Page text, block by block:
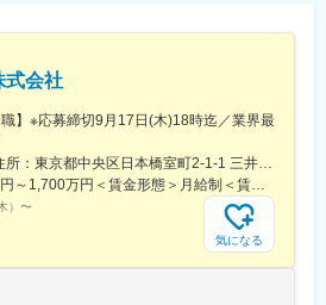
い
上を両立する開発に初期構想から量産導入
ます。
術が「市場で実際に使われる」という、社
感を得られます。
ルサプライヤーとの連携機会も多く、グロ
ジションです。
Hondaの次世代循環型ビジネスの中核とな
、創る喜びを世界に広げる」を基本理念
製品を創業から生み出し続けてきました。
式会社
職】※応募締切9月17日(木)18時迄／業界最
＜勤務地詳細＞本社住所：東京都中央区日本橋室町2-1-1 三井本館勤務地最寄駅：東京メトロ銀座線・半蔵門線／三越前駅受動喫煙対策：屋内全面禁煙変更の範囲：会社の定める事業所（リモートワーク含む）
＜予定年収＞1,000万円～1,700万円＜賃金形態＞月給制＜賃金内訳＞月額（基本給）：470,000円～800,000円＜月給＞470,000円～800,000円＜昇給有無＞有＜残業手当＞有＜給与補足＞※経験に応ず※上記年収は基礎給与・賞与（2回）を含む。時間外勤務手当・諸手当別途支給。※あくまでモデルケースであり、実際の年収とは異なる可能性があります。処遇条件の詳細は内定後のオファー面談にてご説明いたします。賃金はあくまでも目安の金額であり、選考を通じて上下する可能性があります。月給(月額)は固定手当を含めた表記です。
） 〜
気になる